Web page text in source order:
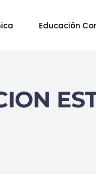
Educación